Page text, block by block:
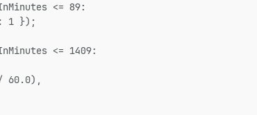
<= 89:
1 });
<= 1409:
60.0),